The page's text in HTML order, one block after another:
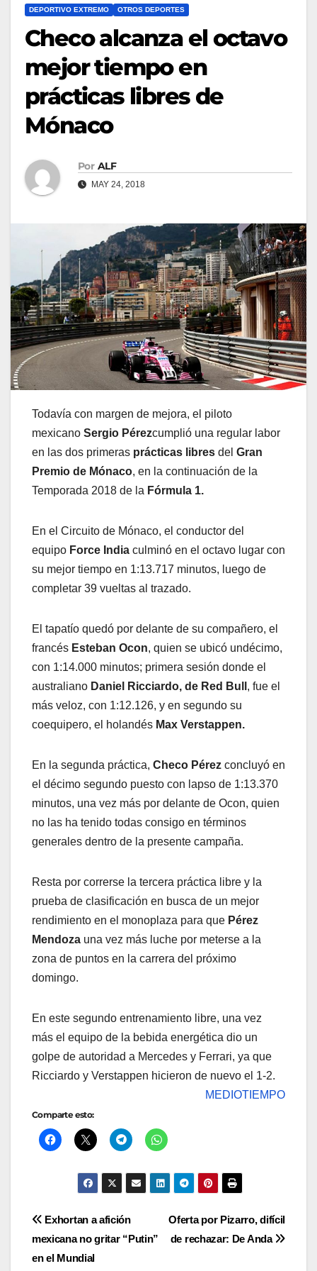
DEPORTIVO EXTREMO OTROS DEPORTES
Checo alcanza el octavo
mejor tiempo en
prácticas libres de
Mónaco
Por ALF
MAY 24, 2018
Todavía con margen de mejora, el piloto
mexicano Sergio Pérezcumplió una regular labor
en las dos primeras prácticas libres del Gran
Premio de Mónaco, en la continuación de la
Temporada 2018 de la Fórmula 1.
En el Circuito de Mónaco, el conductor del
equipo Force India culminó en el octavo lugar con
su mejor tiempo en 1:13.717 minutos, luego de
completar 39 vueltas al trazado.
El tapatío quedó por delante de su compañero, el
francés Esteban Ocon, quien se ubicó undécimo,
con 1:14.000 minutos; primera sesión donde el
australiano Daniel Ricciardo, de Red Bull , fue el
más veloz, con 1:12.126, y en segundo su
coequipero, el holandés Max Verstappen.
En la segunda práctica, Checo Pérez concluyó en
el décimo segundo puesto con lapso de 1:13.370
minutos, una vez más por delante de Ocon, quien
no las ha tenido todas consigo en términos
generales dentro de la presente campaña.
Resta por correrse la tercera práctica libre y la
prueba de clasificación en busca de un mejor
rendimiento en el monoplaza para que Pérez
Mendoza una vez más luche por meterse a la
zona de puntos en la carrera del próximo
domingo.
En este segundo entrenamiento libre, una vez
más el equipo de la bebida energética dio un
golpe de autoridad a Mercedes y Ferrari, ya que
Ricciardo y Verstappen hicieron de nuevo el 1-2.
MEDIOTIEMPO
Comparte esto:
Navegación
de
Oferta por Pizarro, difícil
de rechazar: De Anda
Exhortan a afición
mexicana no gritar “Putin”
en el Mundial